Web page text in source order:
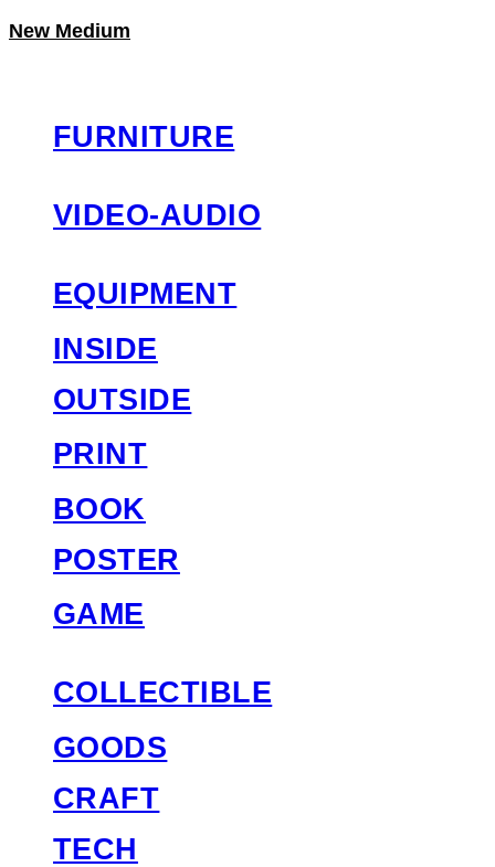
New Medium
FURNITURE
VIDEO-AUDIO
EQUIPMENT
INSIDE
OUTSIDE
PRINT
BOOK
POSTER
GAME
COLLECTIBLE
GOODS
CRAFT
TECH